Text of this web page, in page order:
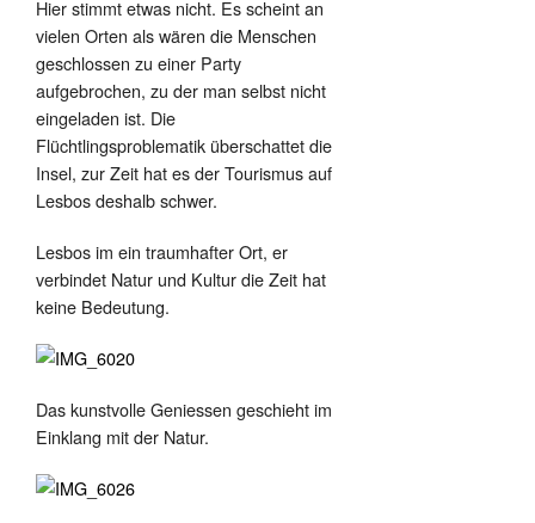
Hier stimmt etwas nicht. Es scheint an
vielen Orten als wären die Menschen
geschlossen zu einer Party
aufgebrochen, zu der man selbst nicht
eingeladen ist. Die
Flüchtlingsproblematik überschattet die
Insel, zur Zeit hat es der Tourismus auf
Lesbos deshalb schwer.
Lesbos im ein traumhafter Ort, er
verbindet Natur und Kultur die Zeit hat
keine Bedeutung.
Das kunstvolle Geniessen geschieht im
Einklang mit der Natur.